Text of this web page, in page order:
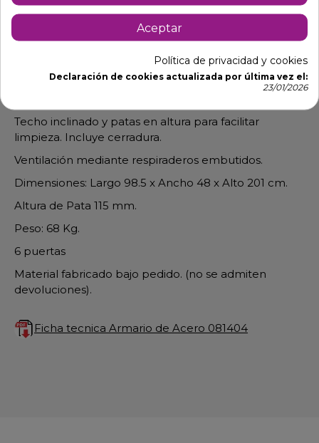
Descripción Detalles de producto
Guardarropa inox 081404
Taquilla fabricada totalmente fabricada en acero
Techo inclinado y patas en altura para facilitar
limpieza. Incluye cerradura.
Ventilación mediante respiraderos embutidos.
Dimensiones: Largo 98.5 x Ancho 48 x Alto 201 cm.
Altura de Pata 115 mm.
Peso: 68 Kg.
6 puertas
Material fabricado bajo pedido. (no se admiten
devoluciones).
Ficha tecnica Armario de Acero 081404
Aceptar
Política de privacidad y cookies
Declaración de cookies actualizada por última vez el:
23/01/2026